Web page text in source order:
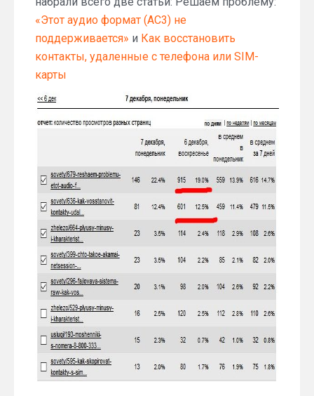
«Этот аудио формат (AC3) не
поддерживается» и Как восстановить
контакты, удаленные с телефона или SIM-
карты